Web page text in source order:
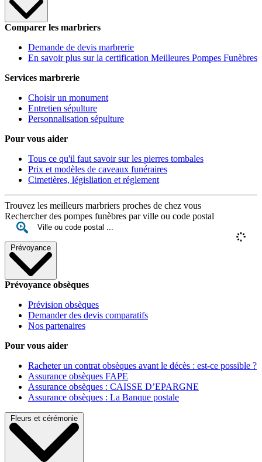
Comparer les marbriers
Demande de devis marbrerie
En savoir plus sur la certification Meilleures Pompes Funèbres
Services marbrerie
Choisir un monument
Entretien sépulture
Personnalisation sépulture
Pour vous aider
Tous ce qu'il faut savoir sur les pierres tombales
Prix et modèles de caveaux funéraires
Cimetières, législiation et réglement
Trouvez les meilleurs marbriers proches de chez vous
Rechercher des pompes funèbres par ville ou code postal
Prévoyance
Prévoyance obsèques
Prévision obsèques
Demander des devis comparatifs
Nos partenaires
Pour vous aider
Racheter un contrat obsèques avant le décès : est-ce possible ?
Assurance obsèques FAPE
Assurance obsèques : CAISSE D’EPARGNE
Assurance obsèques : La Banque postale
Fleurs et cérémonie